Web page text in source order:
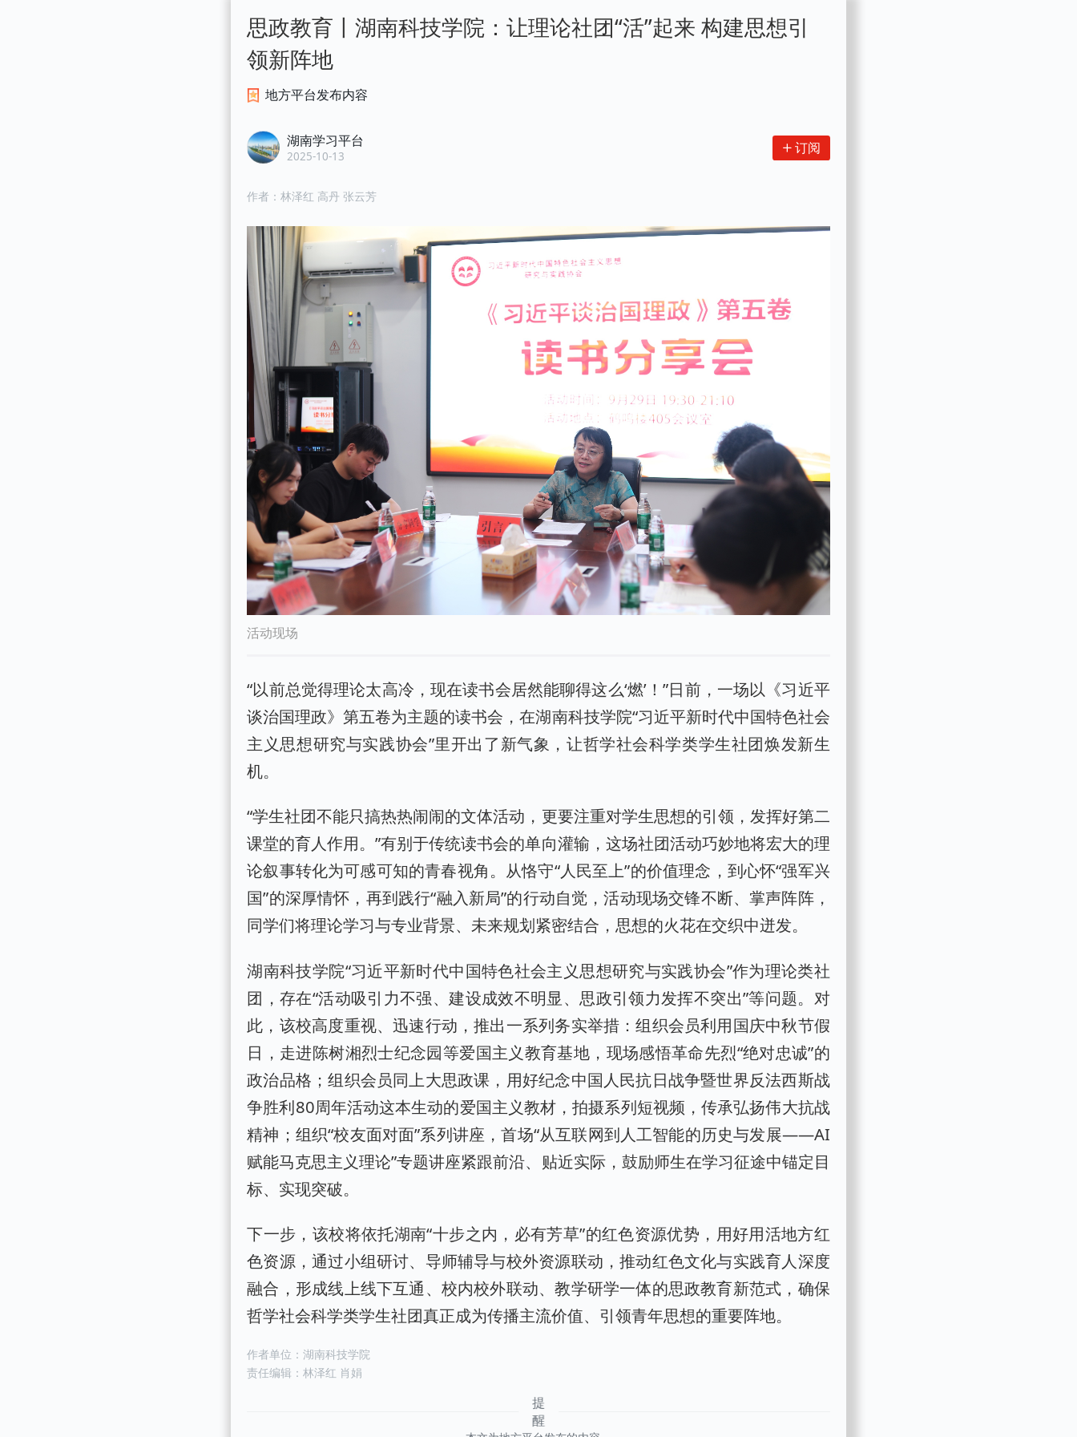
思政教育丨湖南科技学院：让理论社团“活”起来 构建思想引
领新阵地
地方平台发布内容
湖南学习平台
2025-10-13 订阅
作者：林泽红 高丹 张云芳
活动现场
“以前总觉得理论太高冷，现在读书会居然能聊得这么‘燃’！”日前，一场以《习近平
谈治国理政》第五卷为主题的读书会，在湖南科技学院“习近平新时代中国特色社会
主义思想研究与实践协会”里开出了新气象，让哲学社会科学类学生社团焕发新生
机。
“学生社团不能只搞热热闹闹的文体活动，更要注重对学生思想的引领，发挥好第二
课堂的育人作用。”有别于传统读书会的单向灌输，这场社团活动巧妙地将宏大的理
论叙事转化为可感可知的青春视角。从恪守“人民至上”的价值理念，到心怀“强军兴
国”的深厚情怀，再到践行“融入新局”的行动自觉，活动现场交锋不断、掌声阵阵，
同学们将理论学习与专业背景、未来规划紧密结合，思想的火花在交织中迸发。
湖南科技学院“习近平新时代中国特色社会主义思想研究与实践协会”作为理论类社
团，存在“活动吸引力不强、建设成效不明显、思政引领力发挥不突出”等问题。对
此，该校高度重视、迅速行动，推出一系列务实举措：组织会员利用国庆中秋节假
日，走进陈树湘烈士纪念园等爱国主义教育基地，现场感悟革命先烈“绝对忠诚”的
政治品格；组织会员同上大思政课，用好纪念中国人民抗日战争暨世界反法西斯战
争胜利80周年活动这本生动的爱国主义教材，拍摄系列短视频，传承弘扬伟大抗战
精神；组织“校友面对面”系列讲座，首场“从互联网到人工智能的历史与发展——AI
赋能马克思主义理论”专题讲座紧跟前沿、贴近实际，鼓励师生在学习征途中锚定目
标、实现突破。
下一步，该校将依托湖南“十步之内，必有芳草”的红色资源优势，用好用活地方红
色资源，通过小组研讨、导师辅导与校外资源联动，推动红色文化与实践育人深度
融合，形成线上线下互通、校内校外联动、教学研学一体的思政教育新范式，确保
哲学社会科学类学生社团真正成为传播主流价值、引领青年思想的重要阵地。
作者单位：湖南科技学院
责任编辑：林泽红 肖娟